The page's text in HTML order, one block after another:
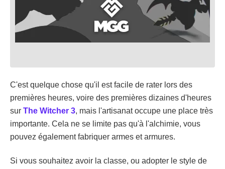
C'est quelque chose qu'il est facile de rater lors des
premières heures, voire des premières dizaines d'heures
sur The Witcher 3, mais l'artisanat occupe une place très
importante. Cela ne se limite pas qu'à l'alchimie, vous
pouvez également fabriquer armes et armures.
Si vous souhaitez avoir la classe, ou adopter le style de